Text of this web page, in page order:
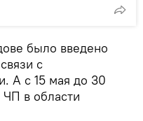
было введено
с
А с 15 мая до 30
в области